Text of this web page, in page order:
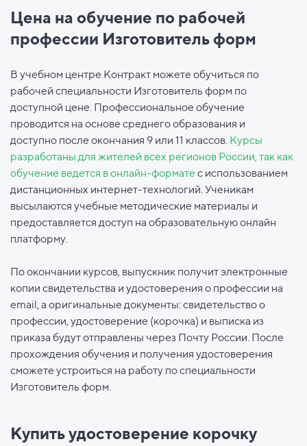
Цена на обучение по рабочей
профессии Изготовитель форм
В учебном центре Контракт можете обучиться по
рабочей специальности Изготовитель форм по
доступной цене. Профессиональное обучение
проводится на основе среднего образования и
доступно после окончания 9 или 11 классов. Курсы
разработаны для жителей всех регионов России, так как
обучение ведется в онлайн-формате с использованием
дистанционных интернет-технологий. Ученикам
высылаются учебные методические материалы и
предоставляется доступ на образовательную онлайн
платформу.
По окончании курсов, выпускник получит электронные
копии свидетельства и удостоверения о профессии на
email, а оригинальные документы: свидетельство о
профессии, удостоверение (корочка) и выписка из
приказа будут отправлены через Почту России. После
прохождения обучения и получения удостоверения
сможете устроиться на работу по специальности
Изготовитель форм.
Купить удостоверение корочку